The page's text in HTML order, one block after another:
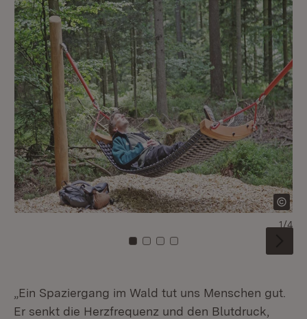
Zu Kachel: 0
Zu Kachel: 1
Zu Kachel: 2
Zu Kachel: 3
1/4
„Ein Spaziergang im Wald tut uns Menschen gut.
Er senkt die Herzfrequenz und den Blutdruck,